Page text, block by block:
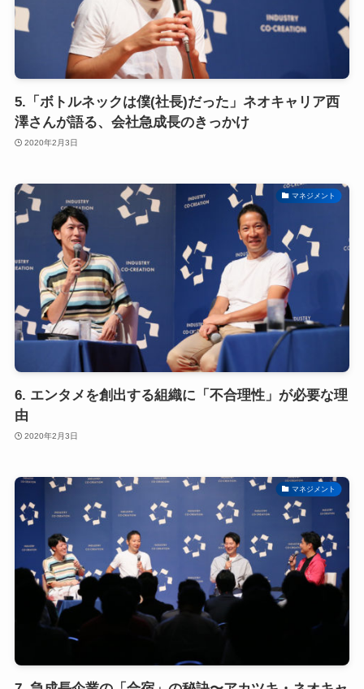
5.「ボトルネックは僕(社長)だった」ネオキャリア西
澤さんが語る、会社急成長のきっかけ
2020年2月3日
マネジメント
6. エンタメを創出する組織に「不合理性」が必要な理
由
2020年2月3日
マネジメント